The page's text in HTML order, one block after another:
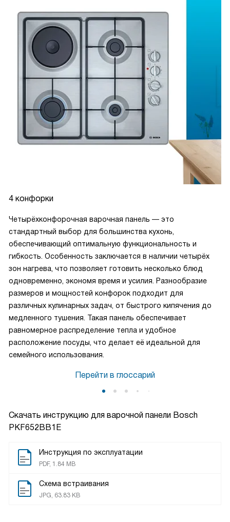
Скачать инструкцию для варочной панели Bosch
PKF652BB1E
Инструкция по эксплуатации
PDF, 1.84 MB
Схема встраивания
JPG, 63.83 KB
4 конфорки
Четырёхконфорочная варочная панель — это
стандартный выбор для большинства кухонь,
обеспечивающий оптимальную функциональность и
гибкость. Особенность заключается в наличии четырёх
зон нагрева, что позволяет готовить несколько блюд
одновременно, экономя время и усилия. Разнообразие
размеров и мощностей конфорок подходит для
различных кулинарных задач, от быстрого кипячения до
медленного тушения. Такая панель обеспечивает
равномерное распределение тепла и удобное
расположение посуды, что делает её идеальной для
семейного использования.
Перейти в глоссарий